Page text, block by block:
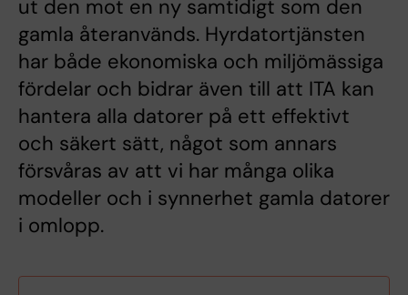
ut den mot en ny samtidigt som den
gamla återanvänds. Hyrdatortjänsten
har både ekonomiska och miljömässiga
fördelar och bidrar även till att ITA kan
hantera alla datorer på ett effektivt
och säkert sätt, något som annars
försvåras av att vi har många olika
modeller och i synnerhet gamla datorer
i omlopp.